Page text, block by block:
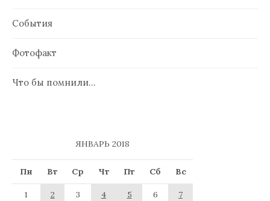
События
Фотофакт
Что бы помнили…
ЯНВАРЬ 2018
Пн Вт Ср Чт Пт Сб Вс
1 2 3 4 5 6
7